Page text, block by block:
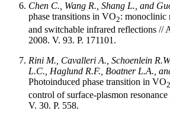
Chen C., Wang R., Shang L., and
phase transitions in VO2: monoclinic
and switchable infrared reflections //
2008. V. 93. P. 171101.
Rini M., Cavalleri A., Schoenlein
L.C., Haglund R.F., Boatner L.A.,
Photoinduced phase transition in VO2
control of surface-plasmon
V. 30. P. 558.